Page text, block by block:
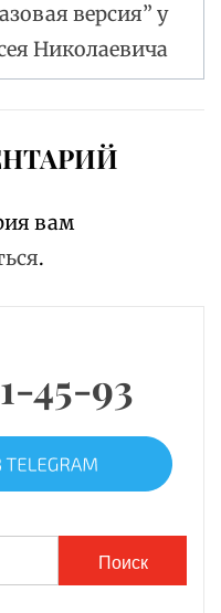
версия” у
Николаевича
вам
.
45-93